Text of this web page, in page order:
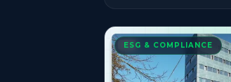
ESG & COMPLIANCE